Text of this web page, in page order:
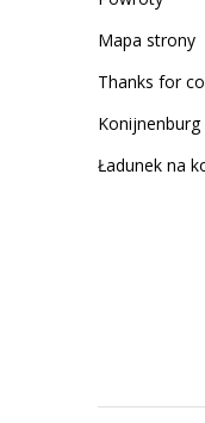
Mapa strony
Thanks for
Ładunek na